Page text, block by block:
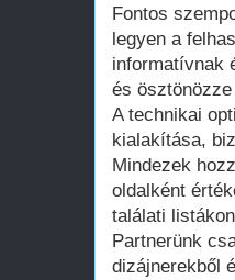
Fontos
legyen a
informatívnak
és
A technikai
kialakítása,
Mindezek
oldalként
találati
Partnerünk
dizájnerekből